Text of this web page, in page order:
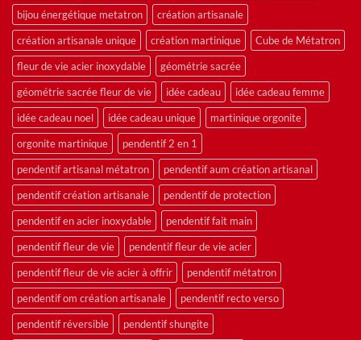
bijou énergétique metatron
création artisanale
création artisanale unique
création martinique
Cube de Métatron
fleur de vie acier inoxydable
géométrie sacrée
géométrie sacrée fleur de vie
idée cadeau
idée cadeau femme
idée cadeau noel
idée cadeau unique
martinique orgonite
orgonite martinique
pendentif 2 en 1
pendentif artisanal métatron
pendentif aum création artisanal
pendentif création artisanale
pendentif de protection
pendentif en acier inoxydable
pendentif fait main
pendentif fleur de vie
pendentif fleur de vie acier
pendentif fleur de vie acier à offrir
pendentif métatron
pendentif om création artisanale
pendentif recto verso
pendentif réversible
pendentif shungite